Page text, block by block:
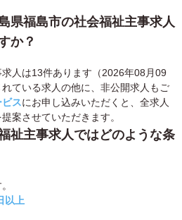
県福島市の社会福祉主事求人
か？
人は13件あります（2026年08月09
ている求人の他に、非公開求人もご
スにお申し込みいただくと、全求人
案させていただきます。
祉主事求人ではどのような条
以上